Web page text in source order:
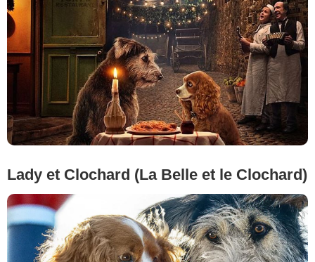
Lady et Clochard (La Belle et le Clochard)